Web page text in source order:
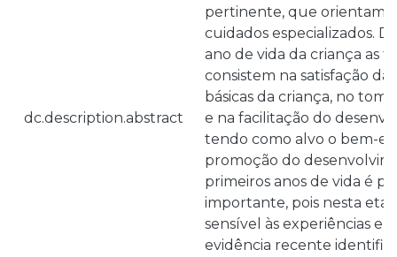
dc.description.abstract
pertinente, que orientam
cuidados especializados.
ano de vida da criança as
consistem na satisfação
básicas da criança, no
e na facilitação do
tendo como alvo o bem-
promoção do
primeiros anos de vida é
importante, pois nesta
sensível às experiências e
evidência recente